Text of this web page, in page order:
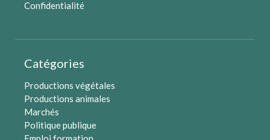
Confidentialité
Catégories
Productions végétales
Productions animales
Marchés
Politique publique